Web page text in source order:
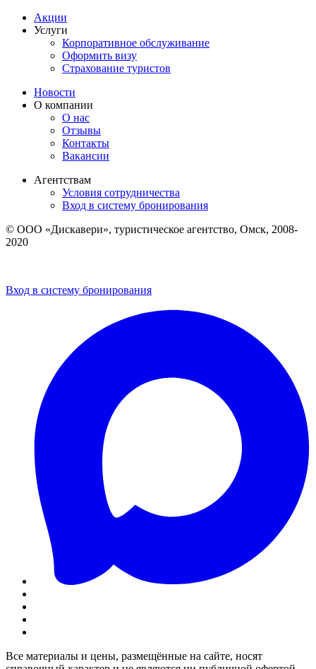
Акции
Услуги
Корпоративное обслуживание
Оформить визу
Страхование туристов
Новости
О компании
О нас
Отзывы
Контакты
Вакансии
Агентствам
Условия сотрудничества
Вход в систему бронирования
© ООО «Дискавери», туристическое агентство, Омск, 2008-
2020
Вход в систему бронирования
Все материалы и цены, размещённые на сайте, носят